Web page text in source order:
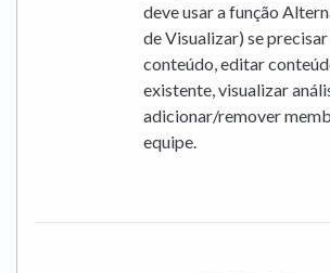
deve usar a função
de Visualizar) se
conteúdo, editar
existente, visualizar
adicionar/remover
equipe.